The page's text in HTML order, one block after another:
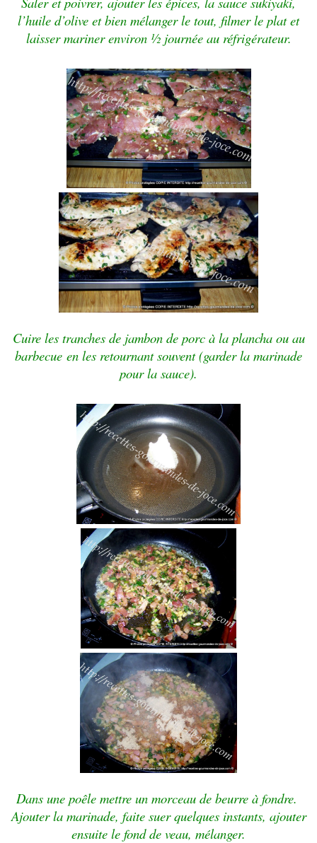
l’huile d’olive et bien mélanger le tout, filmer le plat et
laisser mariner environ ½ journée au réfrigérateur.
Cuire les tranches de jambon de porc à la plancha ou au
barbecue en les retournant souvent (garder la marinade
pour la sauce).
Dans une poêle mettre un morceau de beurre à fondre.
Ajouter la marinade, faite suer quelques instants, ajouter
ensuite le fond de veau, mélanger.